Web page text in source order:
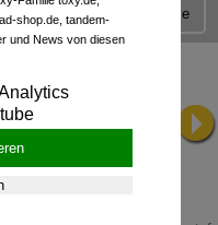
Kontakt Presse
shop.de, tandem-
und News von diesen